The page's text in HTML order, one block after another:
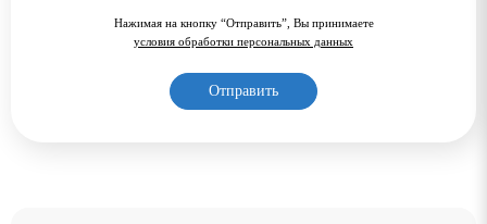
Нажимая на кнопку “Отправить”, Вы принимаете
условия обработки персональных данных